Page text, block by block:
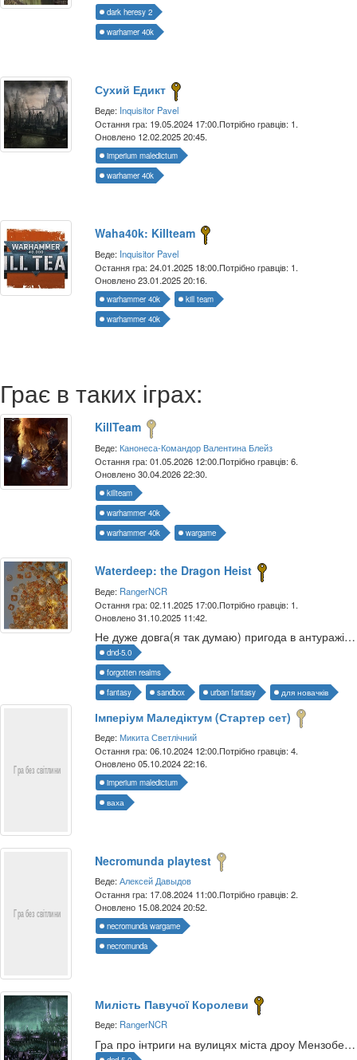
dark heresy 2
warhamer 40k
Сухий Едикт
Веде: Inquisitor Pavel
Остання гра: 19.05.2024 17:00.Потрібно гравців: 1.
Оновлено 12.02.2025 20:45.
imperium maledictum
warhamer 40k
Waha40k: Killteam
Веде: Inquisitor Pavel
Остання гра: 24.01.2025 18:00.Потрібно гравців: 1.
Оновлено 23.01.2025 20:16.
warhammer 40k
kill team
warhammer 40k
Грає в таких іграх:
KillTeam
Веде: Канонеса-Командор Валентина Блейз
Остання гра: 01.05.2026 12:00.Потрібно гравців: 6.
Оновлено 30.04.2026 22:30.
killteam
warhammer 40k
warhammer 40k
wargame
Waterdeep: the Dragon Heist
Веде: RangerNCR
Остання гра: 02.11.2025 17:00.Потрібно гравців: 1.
Оновлено 31.10.2025 11:42.
Не дуже довга(я так думаю) пригода в антуражі міського фентезі
dnd-5.0
forgotten realms
fantasy
sandbox urban fantasy для новачків
Імперіум Маледіктум (Стартер сет)
Веде: Микита Светлічний
Остання гра: 06.10.2024 12:00.Потрібно гравців: 4.
Оновлено 05.10.2024 22:16.
imperium maledictum
ваха
Necromunda playtest
Веде:Алексей Давыдов
Остання гра: 17.08.2024 11:00.Потрібно гравців: 2.
Оновлено 15.08.2024 20:52.
necromunda wargame
necromunda
Милість Павучої Королеви
Веде: RangerNCR
Гра про інтриги на вулицях міста дроу Мензоберранзану